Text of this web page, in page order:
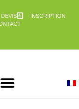
DEVIS
INSCRIPTION